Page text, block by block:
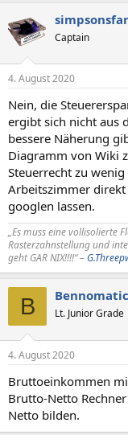
Captain
4. August 2020
Nein, die
ergibt sich nicht aus
bessere Näherung
Diagramm von Wiki
Steuerrecht zu
Arbeitszimmer direkt
googlen lassen.
„Es muss eine vollisolierte
Rasterzahnstellung und
geht GAR NIX!!!!“ –
B Lt. Junior Grade
4. August 2020
Bruttoeinkommen
Brutto-Netto
Netto bilden.